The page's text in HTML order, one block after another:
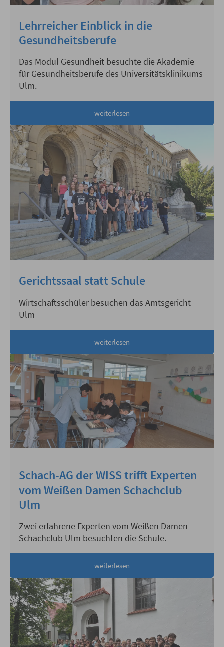
Lehrreicher Einblick in die
Gesundheitsberufe
Das Modul Gesundheit besuchte die Akademie
für Gesundheitsberufe des Universitätsklinikums
Ulm.
weiterlesen
Gerichtssaal statt Schule
Wirtschaftsschüler besuchen das Amtsgericht
Ulm
weiterlesen
Schach-AG der WISS trifft Experten
vom Weißen Damen Schachclub
Ulm
Zwei erfahrene Experten vom Weißen Damen
Schachclub Ulm besuchten die Schule.
weiterlesen